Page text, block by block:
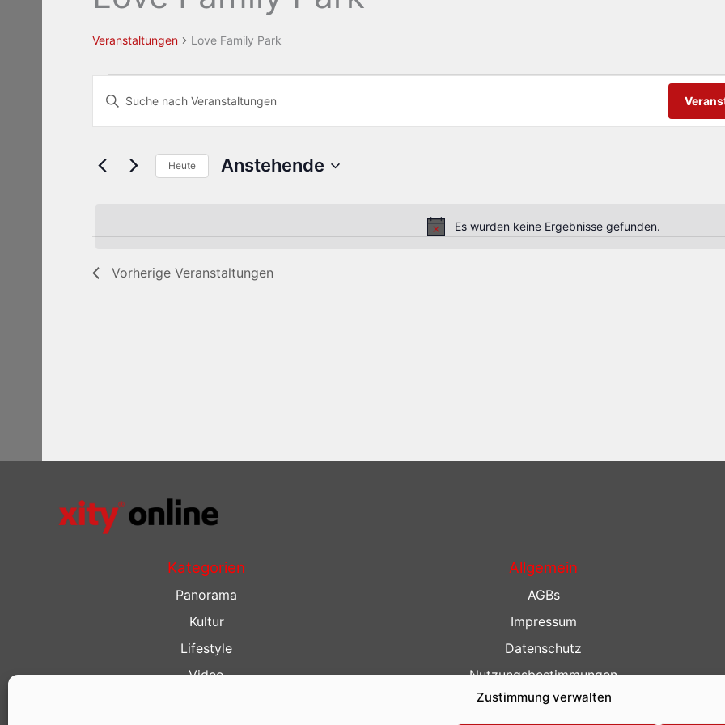
Zustimmung verwalten
Veranstaltungen Love Family Park
Hinweis
Es wurden keine Ergebnisse gefunden.
Suche
und
Navigation
Bitte
Suche
nach
Heute Anstehende
Vorherige Veranstaltungen
Kategorien
Panorama
Kultur
Lifestyle
Video
Allgemein
AGBs
Impressum
Datenschutz
Nutzungsbestimmungen
Kontakt